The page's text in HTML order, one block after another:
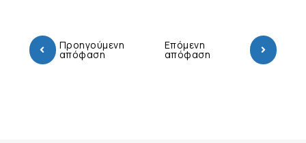
Προηγούμενη
απόφαση
Επόμενη
απόφαση